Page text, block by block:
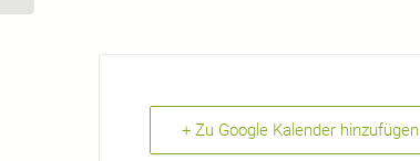
+ Zu Google Kalender hinzufügen